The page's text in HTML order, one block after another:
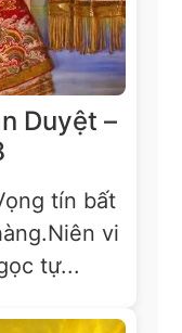
Duyệt –
tín bất
vi
tự...